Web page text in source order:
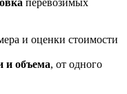
перевозимых
и оценки стоимости
и объема, от одного